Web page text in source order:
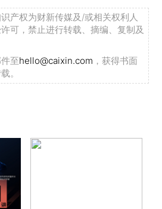
产权为财新传媒及/或相关权利人
可，禁止进行转载、摘编、复制及
至hello@caixin.com ，获得书面
。